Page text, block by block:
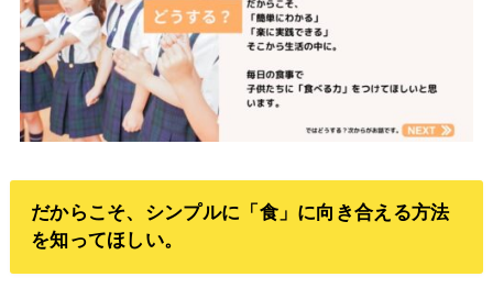
だからこそ、シンプルに「食」に向き合える方法
を知ってほしい。